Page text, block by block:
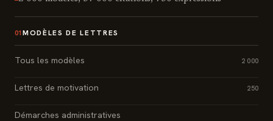
01 MODÈLES DE LETTRES
Tous les modèles 2 000
Lettres de motivation 250
Démarches administratives